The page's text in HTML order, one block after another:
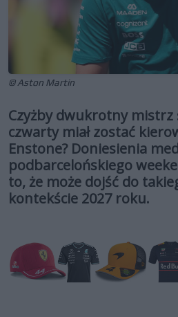
© Aston Martin
Czyżby dwukrotny mistrz
czwarty miał zostać
Enstone? Doniesienia
podbarcelońskiego
to, że może dojść do
kontekście 2027 roku.